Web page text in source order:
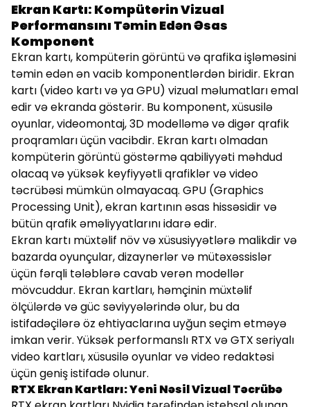
Ekran Kartı: Kompüterin Vizual
Performansını Təmin Edən Əsas
Komponent
Ekran kartı, kompüterin görüntü və qrafika işləməsini
təmin edən ən vacib komponentlərdən biridir. Ekran
kartı (video kartı və ya GPU) vizual məlumatları emal
edir və ekranda göstərir. Bu komponent, xüsusilə
oyunlar, videomontaj, 3D modelləmə və digər qrafik
proqramları üçün vacibdir. Ekran kartı olmadan
kompüterin görüntü göstərmə qabiliyyəti məhdud
olacaq və yüksək keyfiyyətli qrafiklər və video
təcrübəsi mümkün olmayacaq. GPU (Graphics
Processing Unit), ekran kartının əsas hissəsidir və
bütün qrafik əməliyyatlarını idarə edir.
Ekran kartı müxtəlif növ və xüsusiyyətlərə malikdir və
bazarda oyunçular, dizaynerlər və mütəxəssislər
üçün fərqli tələblərə cavab verən modellər
mövcuddur. Ekran kartları, həmçinin müxtəlif
ölçülərdə və güc səviyyələrində olur, bu da
istifadəçilərə öz ehtiyaclarına uyğun seçim etməyə
imkan verir. Yüksək performanslı RTX və GTX seriyalı
video kartları, xüsusilə oyunlar və video redaktəsi
üçün geniş istifadə olunur.
RTX Ekran Kartları: Yeni Nəsil Vizual Təcrübə